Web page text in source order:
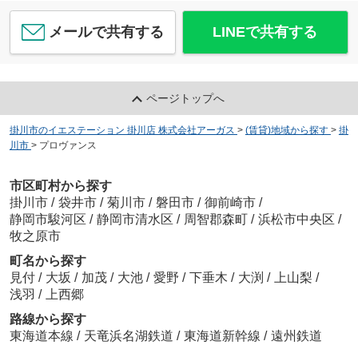
メールで共有する LINEで共有する
ページトップへ
掛川市のイエステーション 掛川店 株式会社アーガス > (賃貸)地域から探す > 掛
川市 > プロヴァンス
市区町村から探す
掛川市 / 袋井市 / 菊川市 / 磐田市 / 御前崎市 /
静岡市駿河区 / 静岡市清水区 / 周智郡森町 / 浜松市中央区 /
牧之原市
町名から探す
見付 / 大坂 / 加茂 / 大池 / 愛野 / 下垂木 / 大渕 / 上山梨 /
浅羽 /
上西郷
路線から探す
東海道本線 / 天竜浜名湖鉄道 / 東海道新幹線 / 遠州鉄道